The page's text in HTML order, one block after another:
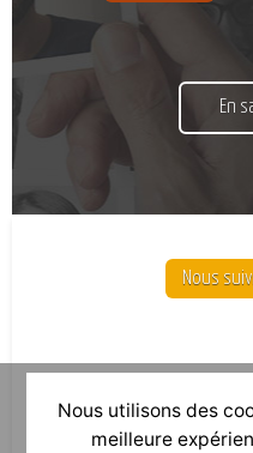
En
Nous
Nous utilisons des
meilleure